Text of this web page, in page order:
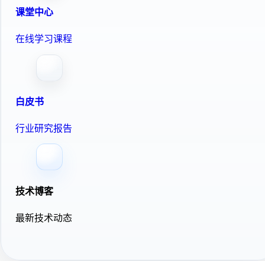
课堂中心
在线学习课程
白皮书
行业研究报告
技术博客
最新技术动态